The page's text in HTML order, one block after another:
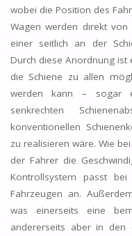
wobei die Position des
Wagen werden direkt
einer seitlich an der
Durch diese Anordnung ist
die Schiene zu allen
werden kann – sogar
senkrechten
konventionellen
zu realisieren wäre. Wie
der Fahrer die
Kontrollsystem passt
Fahrzeugen an.
was einerseits eine
andererseits aber in den